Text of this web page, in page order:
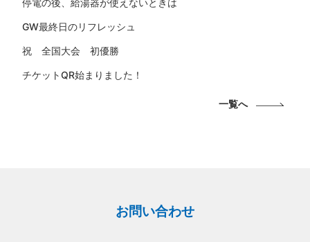
停電の後、給湯器が使えないときは
GW最終日のリフレッシュ
祝 全国大会 初優勝
チケットQR始まりました！
一覧へ
お問い合わせ